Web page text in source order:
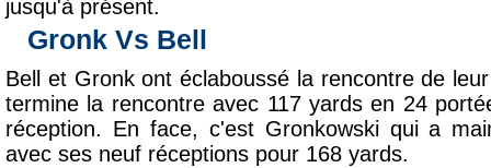
jusqu'à présent.
Gronk Vs Bell
Bell et Gronk ont éclaboussé la rencontre de
termine la rencontre avec 117 yards en 24
réception. En face, c'est Gronkowski qui a
avec ses neuf réceptions pour 168 yards.